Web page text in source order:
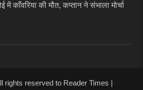
में काँवरिया की मौत, कप्तान ने संभाला मोर्चा
rights reserved to Reader Times |